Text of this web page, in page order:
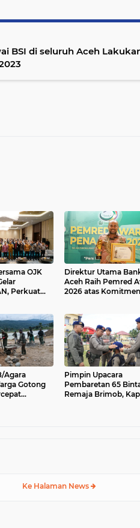
BSI di seluruh Aceh
OJK
Perkuat
Direktur Utama
Aceh Raih Pemred
2026 atas Komitmen
Agara
Gotong
Pimpin Upacara
Pembaretan 65
Remaja Brimob,
Ke Halaman News